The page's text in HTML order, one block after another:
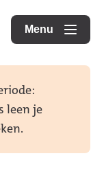
Menu
openen
leen je